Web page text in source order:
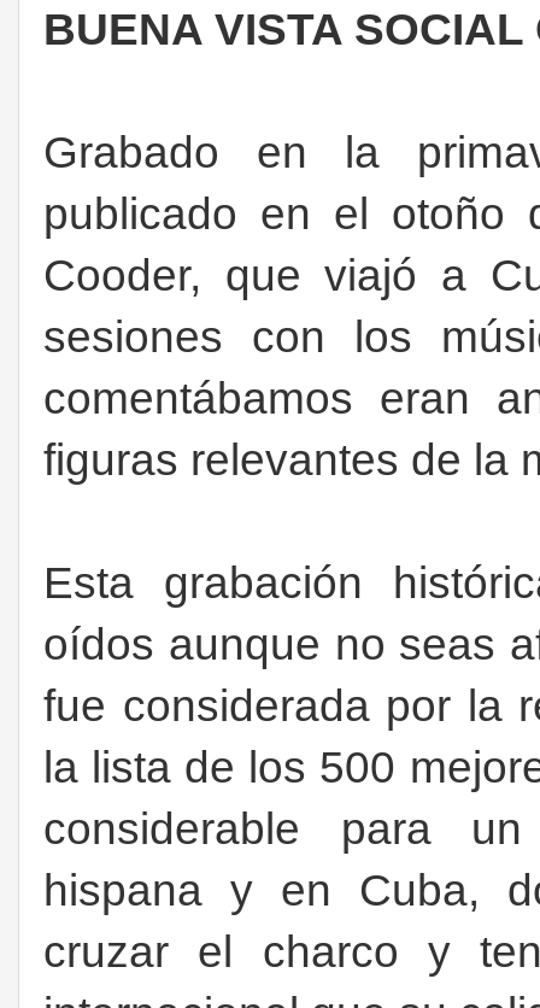
BUENA VISTA
Grabado en la
publicado en el otoño
Cooder, que viajó a
sesiones con los
comentábamos eran
figuras relevantes de la
Esta grabación
oídos aunque no seas
fue considerada por la
la lista de los 500
considerable para
hispana y en Cuba,
cruzar el charco y